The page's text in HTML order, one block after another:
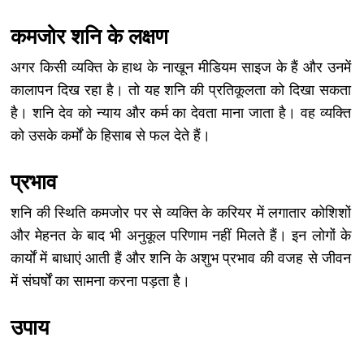
कमजोर शनि के लक्षण
अगर किसी व्यक्ति के हाथ के नाखून मीडियम साइज के हैं और उनमें
कालापन दिख रहा है। तो यह शनि की प्रतिकूलता को दिखा सकता
है। शनि देव को न्याय और कर्म का देवता माना जाता है। वह व्यक्ति
को उसके कर्मों के हिसाब से फल देते हैं।
प्रभाव
शनि की स्थिति कमजोर पर से व्यक्ति के करियर में लगातार कोशिशों
और मेहनत के बाद भी अनुकूल परिणाम नहीं मिलते हैं। इन लोगों के
कार्यों में बाधाएं आती हैं और शनि के अशुभ प्रभाव की वजह से जीवन
में संघर्षों का सामना करना पड़ता है।
उपाय